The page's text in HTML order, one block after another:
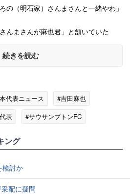
の（明石家）さんまさんと一緒やわ」
んまさんが麻也君」と頷いていた
続きを読む
代表ニュース
#吉田麻也
表
#サウサンプトンFC
ング
検討か
配に疑問